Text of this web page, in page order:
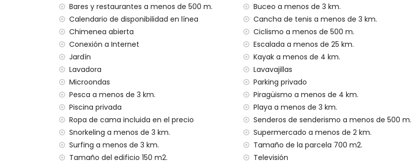
transporte público de la villa: autobús a menos de 500 metros y tren a menos de 25 kilómetros
no se permite fumar
no se admiten mascotas
El alojamiento es muy apto para familias con niños
Instalaciones y servicios incluidos en el precio del alquiler de la villa
internet (WiFi)
plancha de ropa y tabla de planchar
ropa de cama y toallas
Entretenimiento y actividades de ocio para sus vacaciones en Chiclana de la Frontera, Costa
de la Luz
bar (a menos de 500 metros de la casa)
discoteca, club nocturno y paseo (a menos de 5 kilómetros de la casa)
Bares y restaurantes a menos de 500 m.
Buceo a menos de 3 km.
Calendario de disponibilidad en línea
Cancha de tenis a menos de 3 km.
Chimenea abierta
Ciclismo a menos de 500 m.
Conexión a Internet
Escalada a menos de 25 km.
Jardín
Kayak a menos de 4 km.
Lavadora
Lavavajillas
Microondas
Parking privado
Pesca a menos de 3 km.
Piragüismo a menos de 4 km.
Piscina privada
Playa a menos de 3 km.
Ropa de cama incluida en el precio
Senderos de senderismo a menos de 500 m.
Snorkeling a menos de 3 km.
Supermercado a menos de 2 km.
Surfing a menos de 3 km.
Tamaño de la parcela 700 m2.
Tamaño del edificio 150 m2.
Televisión